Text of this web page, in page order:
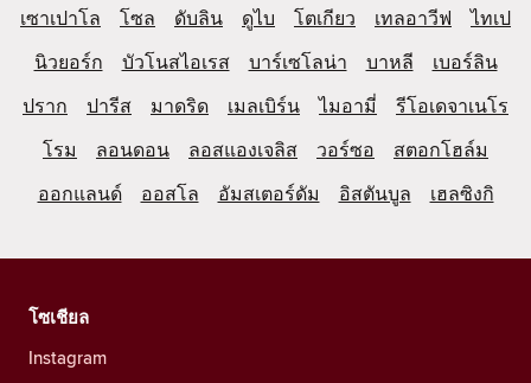
เซาเปาโล
โซล ดับลิน ดูไบ โตเกียว เทลอาวีฟ
ไทเป
นิวยอร์ก
บัวโนสไอเรส บาร์เซโลน่า บาหลี
เบอร์ลิน
ปราก
ปารีส มาดริด เมลเบิร์น ไมอามี่
รีโอเดจาเนโร
โรม
ลอนดอน ลอสแองเจลิส วอร์ซอ
สตอกโฮล์ม
ออกแลนด์
ออสโล อัมสเตอร์ดัม อิสตันบูล เฮลซิงกิ
โซเชียล
Instagram